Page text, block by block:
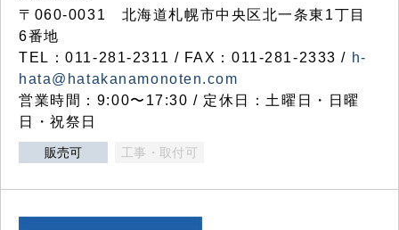
〒060-0031 北海道札幌市中央区北一条東1丁目
6番地
TEL：011-281-2311 / FAX：011-281-2333 / h-
hata@hatakanamonoten.com
営業時間：9:00〜17:30 / 定休日：土曜日・日曜
日・祝祭日
販売可 工事・取付可